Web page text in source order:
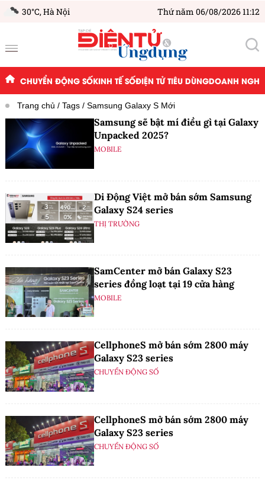
30°C,Hà Nội Thứ năm 06/08/2026 11:12
CHUYỂN ĐỘNG SỐKINH TẾ SỐĐIỆN TỬ TIÊU DÙNGDOANH
Trang chủ Tags Samsung Galaxy S Mới
Samsung sẽ bật mí điều gì tại Galaxy
Unpacked 2025?
MOBILE
Di Động Việt mở bán sớm Samsung
Galaxy S24 series
THỊ TRƯỜNG
SamCenter mở bán Galaxy S23
series đồng loạt tại 19 cửa hàng
MOBILE
CellphoneS mở bán sớm 2800 máy
Galaxy S23 series
CHUYỂN ĐỘNG SỐ
CellphoneS mở bán sớm 2800 máy
Galaxy S23 series
CHUYỂN ĐỘNG SỐ